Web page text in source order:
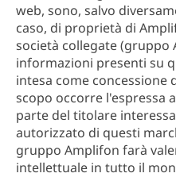
web, sono, salvo
caso, di proprietà di
società collegate (gruppo
informazioni presenti su
intesa come concessione
scopo occorre l'espressa
parte del titolare
autorizzato di questi
gruppo Amplifon farà
intellettuale in tutto il